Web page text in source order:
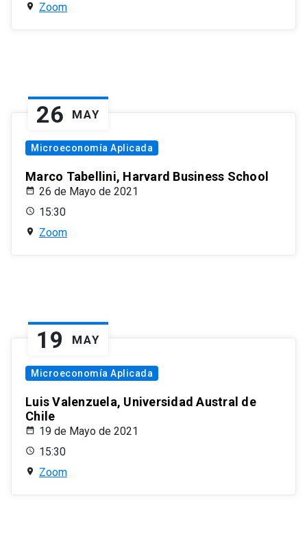
Zoom
26 MAY
Microeconomía Aplicada
Marco Tabellini, Harvard Business School
26 de Mayo de 2021
15:30
Zoom
19 MAY
Microeconomía Aplicada
Luis Valenzuela, Universidad Austral de
Chile
19 de Mayo de 2021
15:30
Zoom